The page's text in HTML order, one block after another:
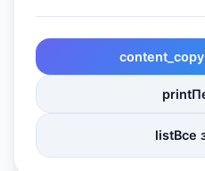
content_copy
print
listВсе